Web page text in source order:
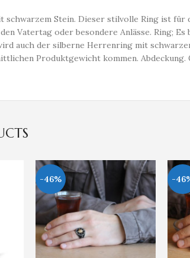
Stein. Dieser stilvolle Ring ist für
Vatertag oder besondere Anlässe. Ring;
auch der silberne Herrenring mit
Produktgewicht kommen. Abdeckung.
-46% -